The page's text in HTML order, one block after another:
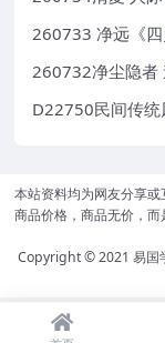
260733 净远《
260732净尘隐者
D22750民间传
本站资料均为网友分享
商品价格，商品无价，
Copyright © 2021 易国